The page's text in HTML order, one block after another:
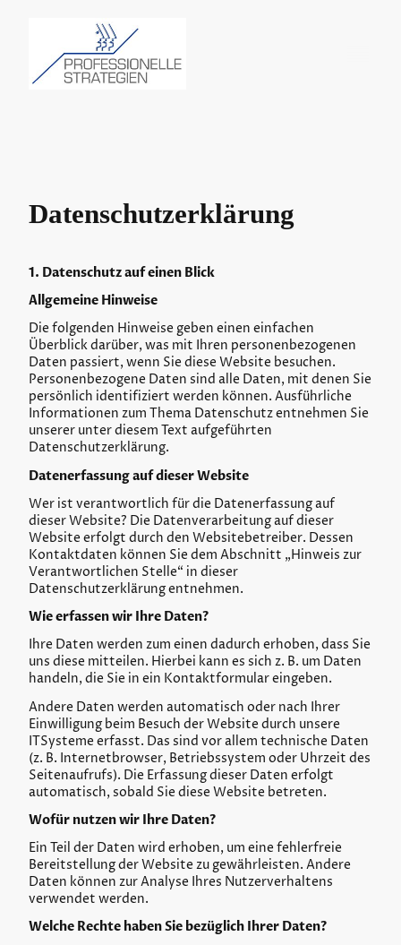
Datenschutzerklärung
1. Datenschutz auf einen Blick
Allgemeine Hinweise
Die folgenden Hinweise geben einen einfachen
Überblick darüber, was mit Ihren personenbezogenen
Daten passiert, wenn Sie diese Website besuchen.
Personenbezogene Daten sind alle Daten, mit denen Sie
persönlich identifiziert werden können. Ausführliche
Informationen zum Thema Datenschutz entnehmen Sie
unserer unter diesem Text aufgeführten
Datenschutzerklärung.
Datenerfassung auf dieser Website
Wer ist verantwortlich für die Datenerfassung auf
dieser Website? Die Datenverarbeitung auf dieser
Website erfolgt durch den Websitebetreiber. Dessen
Kontaktdaten können Sie dem Abschnitt „Hinweis zur
Verantwortlichen Stelle“ in dieser
Datenschutzerklärung entnehmen.
Wie erfassen wir Ihre Daten?
Ihre Daten werden zum einen dadurch erhoben, dass Sie
uns diese mitteilen. Hierbei kann es sich z. B. um Daten
handeln, die Sie in ein Kontaktformular eingeben.
Andere Daten werden automatisch oder nach Ihrer
Einwilligung beim Besuch der Website durch unsere
ITSysteme erfasst. Das sind vor allem technische Daten
(z. B. Internetbrowser, Betriebssystem oder Uhrzeit des
Seitenaufrufs). Die Erfassung dieser Daten erfolgt
automatisch, sobald Sie diese Website betreten.
Wofür nutzen wir Ihre Daten?
Ein Teil der Daten wird erhoben, um eine fehlerfreie
Bereitstellung der Website zu gewährleisten. Andere
Daten können zur Analyse Ihres Nutzerverhaltens
verwendet werden.
Welche Rechte haben Sie bezüglich Ihrer Daten?